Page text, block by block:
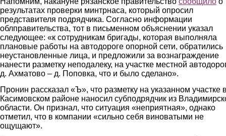
результатах проверки минтрнаса, который опросил
представителя подрядчика. Согласно информации
облправительства, тот в письменном объяснении указал
следующее: «к сотрудникам бригады, которая выполняла
плановые работы на автодороге опорной сети, обратились
неустановленные лица, и предложили за вознаграждение
нанести разметку неподалеку, на участке местной
д. Ахматово – д. Поповка, что и было сделано».
Пронин рассказал «Ъ», что разметку на указанном участке
Касимовском районе наносил субподрядчик из
области. Он признал, что ситуация «неприятная», однако
отметил, что в компании «сильно себя виноватыми не
ощущают».